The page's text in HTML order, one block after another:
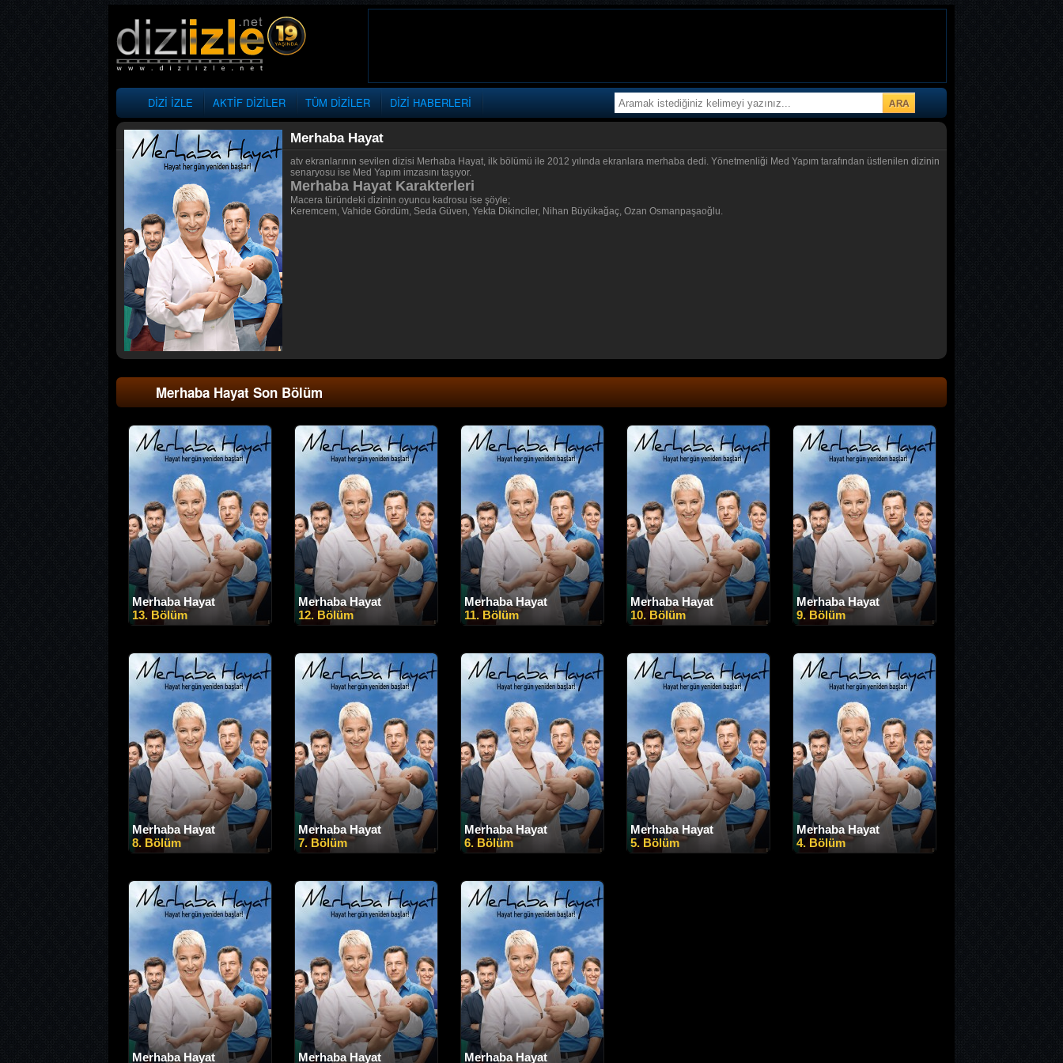
DİZİ İZLE AKTİF DİZİLER TÜM DİZİLER DİZİ HABERLERİ
Merhaba Hayat
atv ekranlarının sevilen dizisi Merhaba Hayat, ilk bölümü ile 2012 yılında ekranlara merhaba dedi. Yönetmenliği Med Yapım tarafından üstlenilen dizinin
senaryosu ise Med Yapım imzasını taşıyor.
Merhaba Hayat Karakterleri
Macera türündeki dizinin oyuncu kadrosu ise şöyle;
Keremcem, Vahide Gördüm, Seda Güven, Yekta Dikinciler, Nihan Büyükağaç, Ozan Osmanpaşaoğlu.
Merhaba Hayat Son Bölüm
Merhaba Hayat
13. Bölüm
Merhaba Hayat
12. Bölüm
Merhaba Hayat
11. Bölüm
Merhaba Hayat
10. Bölüm
Merhaba Hayat
9. Bölüm
Merhaba Hayat
8. Bölüm
Merhaba Hayat
7. Bölüm
Merhaba Hayat
6. Bölüm
Merhaba Hayat
5. Bölüm
Merhaba Hayat
4. Bölüm
Merhaba Hayat Merhaba Hayat Merhaba Hayat